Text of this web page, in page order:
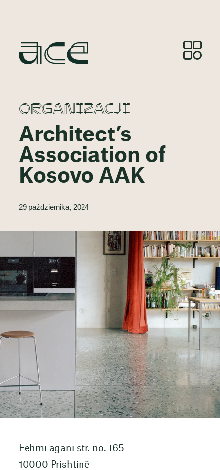
ORGANIZACJI
Architect’s
Association of
Kosovo AAK
29 października, 2024
Fehmi agani str. no. 165
10000 Prishtinë